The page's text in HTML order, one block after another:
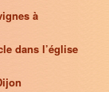
à
dans l’église